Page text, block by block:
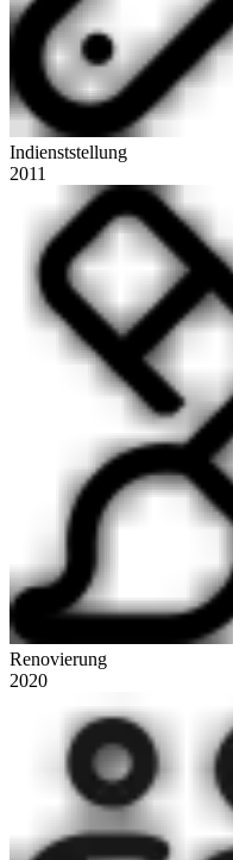
Indienststellung
2011
Renovierung
2020